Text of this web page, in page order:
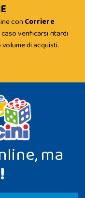
con Corriere
verificarsi ritardi
di acquisti.
ma